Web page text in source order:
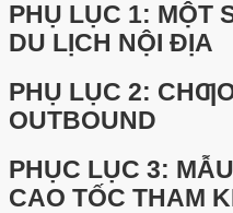
PHỤ LỤC 1: MỘT
DU LỊCH NỘI ĐỊA
PHỤ LỤC 2:
OUTBOUND
PHỤC LỤC 3:
CAO TỐC THAM